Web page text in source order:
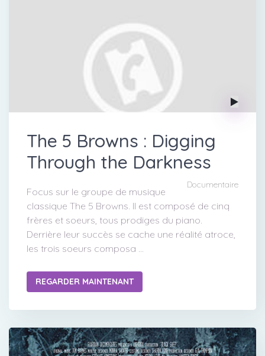
The 5 Browns : Digging
Through the Darkness
Documentaire
Focus sur le groupe de musique
classique The 5 Browns. Il est composé de cinq
frères et soeurs, tous prodiges du piano.
Derrière leur succès se cache une réalité atroce,
les trois soeurs composa ...
REGARDER MAINTENANT